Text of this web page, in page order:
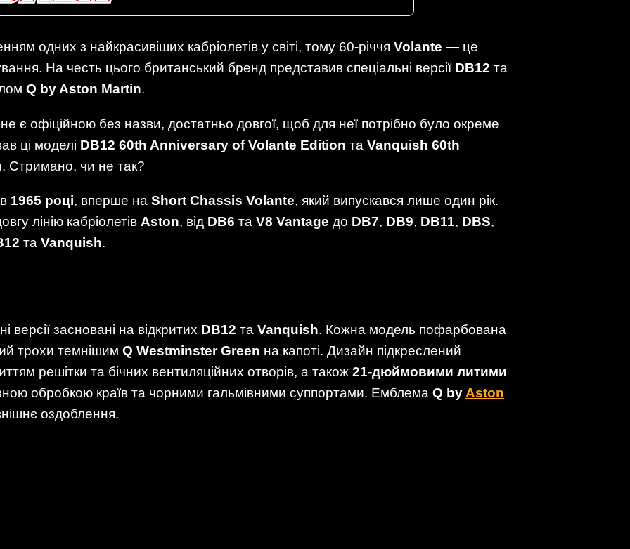
одних з найкрасивіших кабріолетів у світі, тому 60-річчя Volante — це
На честь цього британський бренд представив спеціальні версії DB12 та
Q by Aston Martin.
не є офіційною без назви, достатньо довгої, щоб для неї потрібно було окреме
ці моделі DB12 60th Anniversary of Volante Edition та Vanquish 60th
. Стримано, чи не так?
1965 році, вперше на Short Chassis Volante, який випускався лише один рік.
лінію кабріолетів Aston, від DB6 та V8 Vantage до DB7, DB9, DB11, DBS,
та Vanquish.
версії засновані на відкритих DB12 та Vanquish. Кожна модель пофарбована
трохи темнішим Q Westminster Green на капоті. Дизайн підкреслений
решітки та бічних вентиляційних отворів, а також 21-дюймовими литими
обробкою країв та чорними гальмівними суппортами. Емблема Q by Aston
оздоблення.